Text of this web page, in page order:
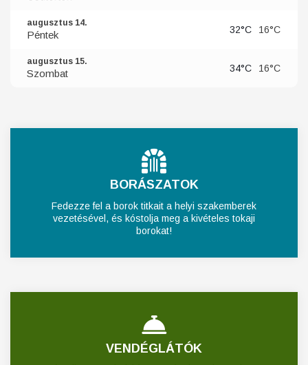
augusztus 14.
Péntek 32°C 16°C
augusztus 15.
Szombat 34°C 16°C
BORÁSZATOK
Fedezze fel a borok titkait a helyi szakemberek
vezetésével, és kóstolja meg a kivételes tokaji
borokat!
VENDÉGLÁTÓK